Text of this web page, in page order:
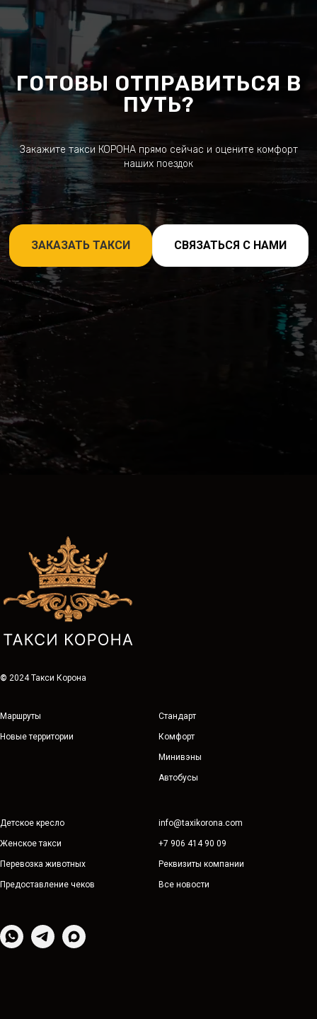
ГОТОВЫ ОТПРАВИТЬСЯ В
ПУТЬ?
Закажите такси КОРОНА прямо сейчас и оцените комфорт
наших поездок
ЗАКАЗАТЬ ТАКСИ СВЯЗАТЬСЯ С НАМИ
© 2024 Такси Корона
Маршруты
Новые территории
Стандарт
Комфорт
Минивэны
Автобусы
Детское кресло
Женское такси
Перевозка животных
Предоставление чеков
info@taxikorona.com
+7 906 414 90 09
Реквизиты компании
Все новости